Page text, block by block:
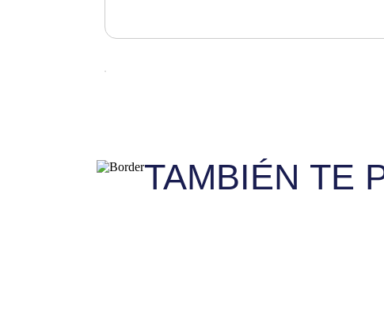
TAMBIÉN TE